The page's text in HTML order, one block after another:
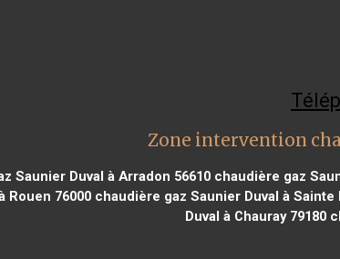
Zone intervention
Saunier Duval à Arradon 56610chaudière gaz
Rouen 76000 chaudière gaz Saunier Duval à Sainte
Duval à Chauray 79180